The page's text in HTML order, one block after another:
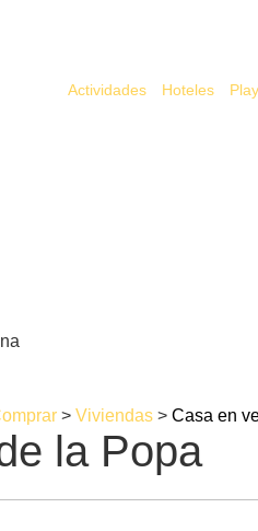
Actividades Hoteles
> Viviendas > Casa en
la Popa